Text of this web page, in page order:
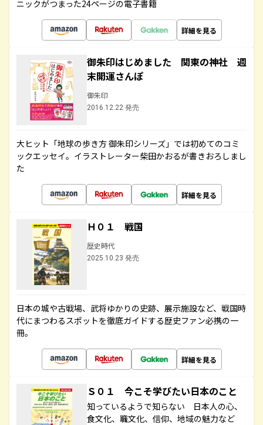
ニックがつまった24ページの電子書籍
詳細を見る
御朱印はじめました 関東の神社 週
末開運さんぽ
御朱印
2016.12.22 発売
大ヒット「地球の歩き方 御朱印シリーズ」では初めてのコミ
ックエッセイ。イラストレーター柴田かおるが書きおろしまし
た
詳細を見る
Ｈ０１ 戦国
歴史時代
2025.10.23 発売
日本の城や古戦場、武将ゆかりの史跡、展示施設など、戦国時
代にまつわるスポットを徹底ガイドする歴史ファン必携の一
冊。
詳細を見る
Ｓ０１ 今こそ学びたい日本のこと
知っているようで知らない 日本人の心、
食文化、職文化、信仰、地域の魅力など